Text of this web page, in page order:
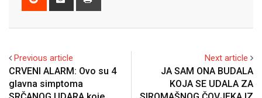
Previous article
CRVENI ALARM: Ovo su 4
glavna simptoma
Next article
JA SAM ONA BUDALA
KOJA SE UDALA ZA